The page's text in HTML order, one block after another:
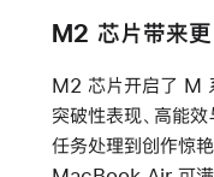
M2 芯片带来
M2 芯片开启了 M
突破性表现、高能
任务处理到创作惊